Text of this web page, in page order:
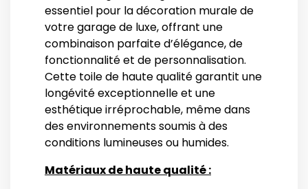
essentiel pour la décoration murale de
votre garage de luxe, offrant une
combinaison parfaite d’élégance, de
fonctionnalité et de personnalisation.
Cette toile de haute qualité garantit une
longévité exceptionnelle et une
esthétique irréprochable, même dans
des environnements soumis à des
conditions lumineuses ou humides.
Matériaux de haute qualité :